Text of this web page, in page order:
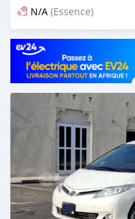
N/A (Essence)
Publié il y a 4 mois